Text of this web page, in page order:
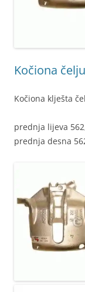
Kočiona
Kočiona klješta
prednja lijeva
prednja desna